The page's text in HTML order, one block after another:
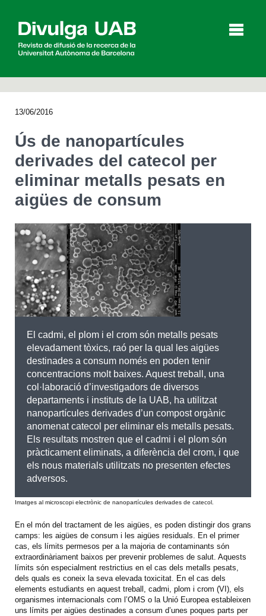
Agenda
English Español
CERCAR
13/06/2016
Ús de nanopartícules
derivades del catecol per
eliminar metalls pesats en
aigües de consum
El cadmi, el plom i el crom són metalls pesats
elevadament tòxics, raó per la qual les aigües
destinades a consum només en poden tenir
concentracions molt baixes. Aquest treball, una
col·laboració d’investigadors de diversos
departaments i instituts de la UAB, ha utilitzat
nanopartícules derivades d’un compost orgànic
anomenat catecol per eliminar els metalls pesats.
Els resultats mostren que el cadmi i el plom són
pràcticament eliminats, a diferència del crom, i que
els nous materials utilitzats no presenten efectes
adversos.
Imatges al microscopi electrònic de nanopartícules derivades de catecol.
En el món del tractament de les aigües, es poden distingir dos grans
camps: les aigües de consum i les aigües residuals. En el primer
cas, els límits permesos per a la majoria de contaminants són
extraordinàriament baixos per prevenir problemes de salut. Aquests
límits són especialment restrictius en el cas dels metalls pesats,
dels quals es coneix la seva elevada toxicitat. En el cas dels
elements estudiants en aquest treball, cadmi, plom i crom (VI), els
organismes internacionals com l’OMS o la Unió Europea estableixen
uns límits per aigües destinades a consum d’unes poques parts per